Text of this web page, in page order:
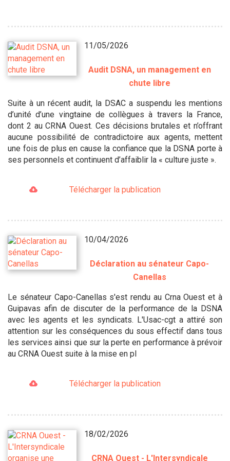
11/05/2026
Audit DSNA, un management en
chute libre
Suite à un récent audit, la DSAC a suspendu les mentions
d’unité d’une vingtaine de collègues à travers la France,
dont 2 au CRNA Ouest. Ces décisions brutales et n’offrant
aucune possibilité de contradictoire aux agents, mettent
une fois de plus en cause la confiance que la DSNA porte à
ses personnels et continuent d’affaiblir la « culture juste ».
Télécharger la publication
10/04/2026
Déclaration au sénateur Capo-
Canellas
Le sénateur Capo-Canellas s'est rendu au Crna Ouest et à
Guipavas afin de discuter de la performance de la DSNA
avec les agents et les syndicats. L'Usac-cgt a attiré son
attention sur les conséquences du sous effectif dans tous
les services ainsi que sur la perte en performance à prévoir
au CRNA Ouest suite à la mise en pl
Télécharger la publication
18/02/2026
CRNA Ouest - L'Intersyndicale